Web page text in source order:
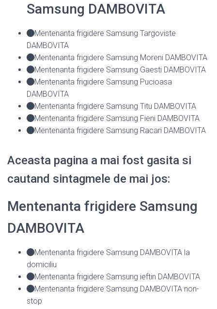
Samsung DAMBOVITA
Mentenanta frigidere Samsung Targoviste
DAMBOVITA
Mentenanta frigidere Samsung Moreni DAMBOVITA
Mentenanta frigidere Samsung Gaesti DAMBOVITA
Mentenanta frigidere Samsung Pucioasa
DAMBOVITA
Mentenanta frigidere Samsung Titu DAMBOVITA
Mentenanta frigidere Samsung Fieni DAMBOVITA
Mentenanta frigidere Samsung Racari DAMBOVITA
Aceasta pagina a mai fost gasita si
cautand sintagmele de mai jos:
Mentenanta frigidere Samsung
DAMBOVITA
Mentenanta frigidere Samsung DAMBOVITA la
domiciliu
Mentenanta frigidere Samsung ieftin DAMBOVITA
Mentenanta frigidere Samsung DAMBOVITA non-
stop